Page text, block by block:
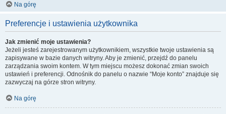
Na górę
Preferencje i ustawienia użytkownika
Jak zmienić moje ustawienia?
Jeżeli jesteś zarejestrowanym użytkownikiem, wszystkie twoje ustawienia są
zapisywane w bazie danych witryny. Aby je zmienić, przejdź do panelu
zarządzania swoim kontem. W tym miejscu możesz dokonać zmian swoich
ustawień i preferencji. Odnośnik do panelu o nazwie “Moje konto” znajduje się
zazwyczaj na górze stron witryny.
Na górę